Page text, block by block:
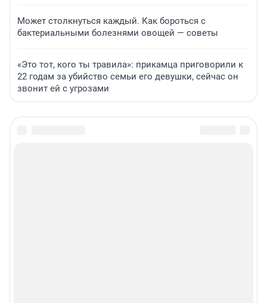
Может столкнуться каждый. Как бороться с
бактериальными болезнями овощей — советы
«Это тот, кого ты травила»: прикамца приговорили к
22 годам за убийство семьи его девушки, сейчас он
звонит ей с угрозами